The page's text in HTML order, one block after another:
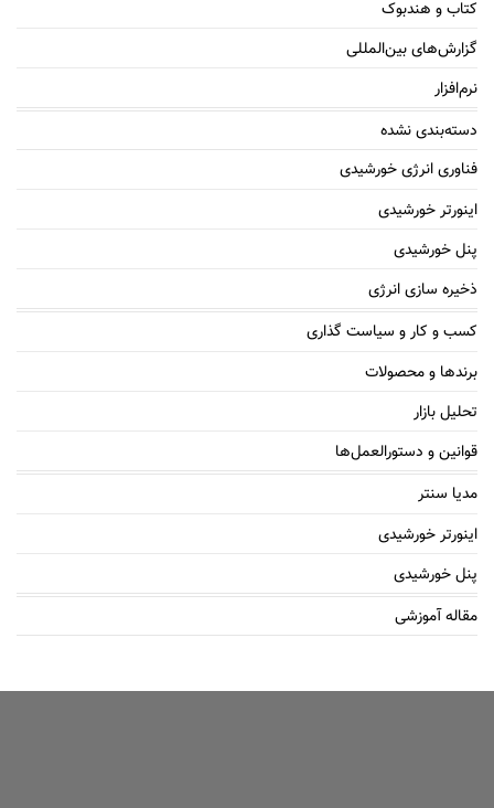
کتاب و هندبوک
گزارش‌های بین‌المللی
نرم‌افزار
دسته‌بندی نشده
فناوری انرژی خورشیدی
اینورتر خورشیدی
پنل خورشیدی
ذخیره سازی انرژی
کسب و کار و سیاست گذاری
برندها و محصولات
تحلیل بازار
قوانین و دستورالعمل‌ها
مدیا سنتر
اینورتر خورشیدی
پنل خورشیدی
مقاله آموزشی